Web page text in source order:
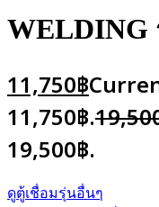
WELDING
11,750฿
11,750฿.
19,500฿.
ดูตู้เชื่อมรุ่นอื่นๆ